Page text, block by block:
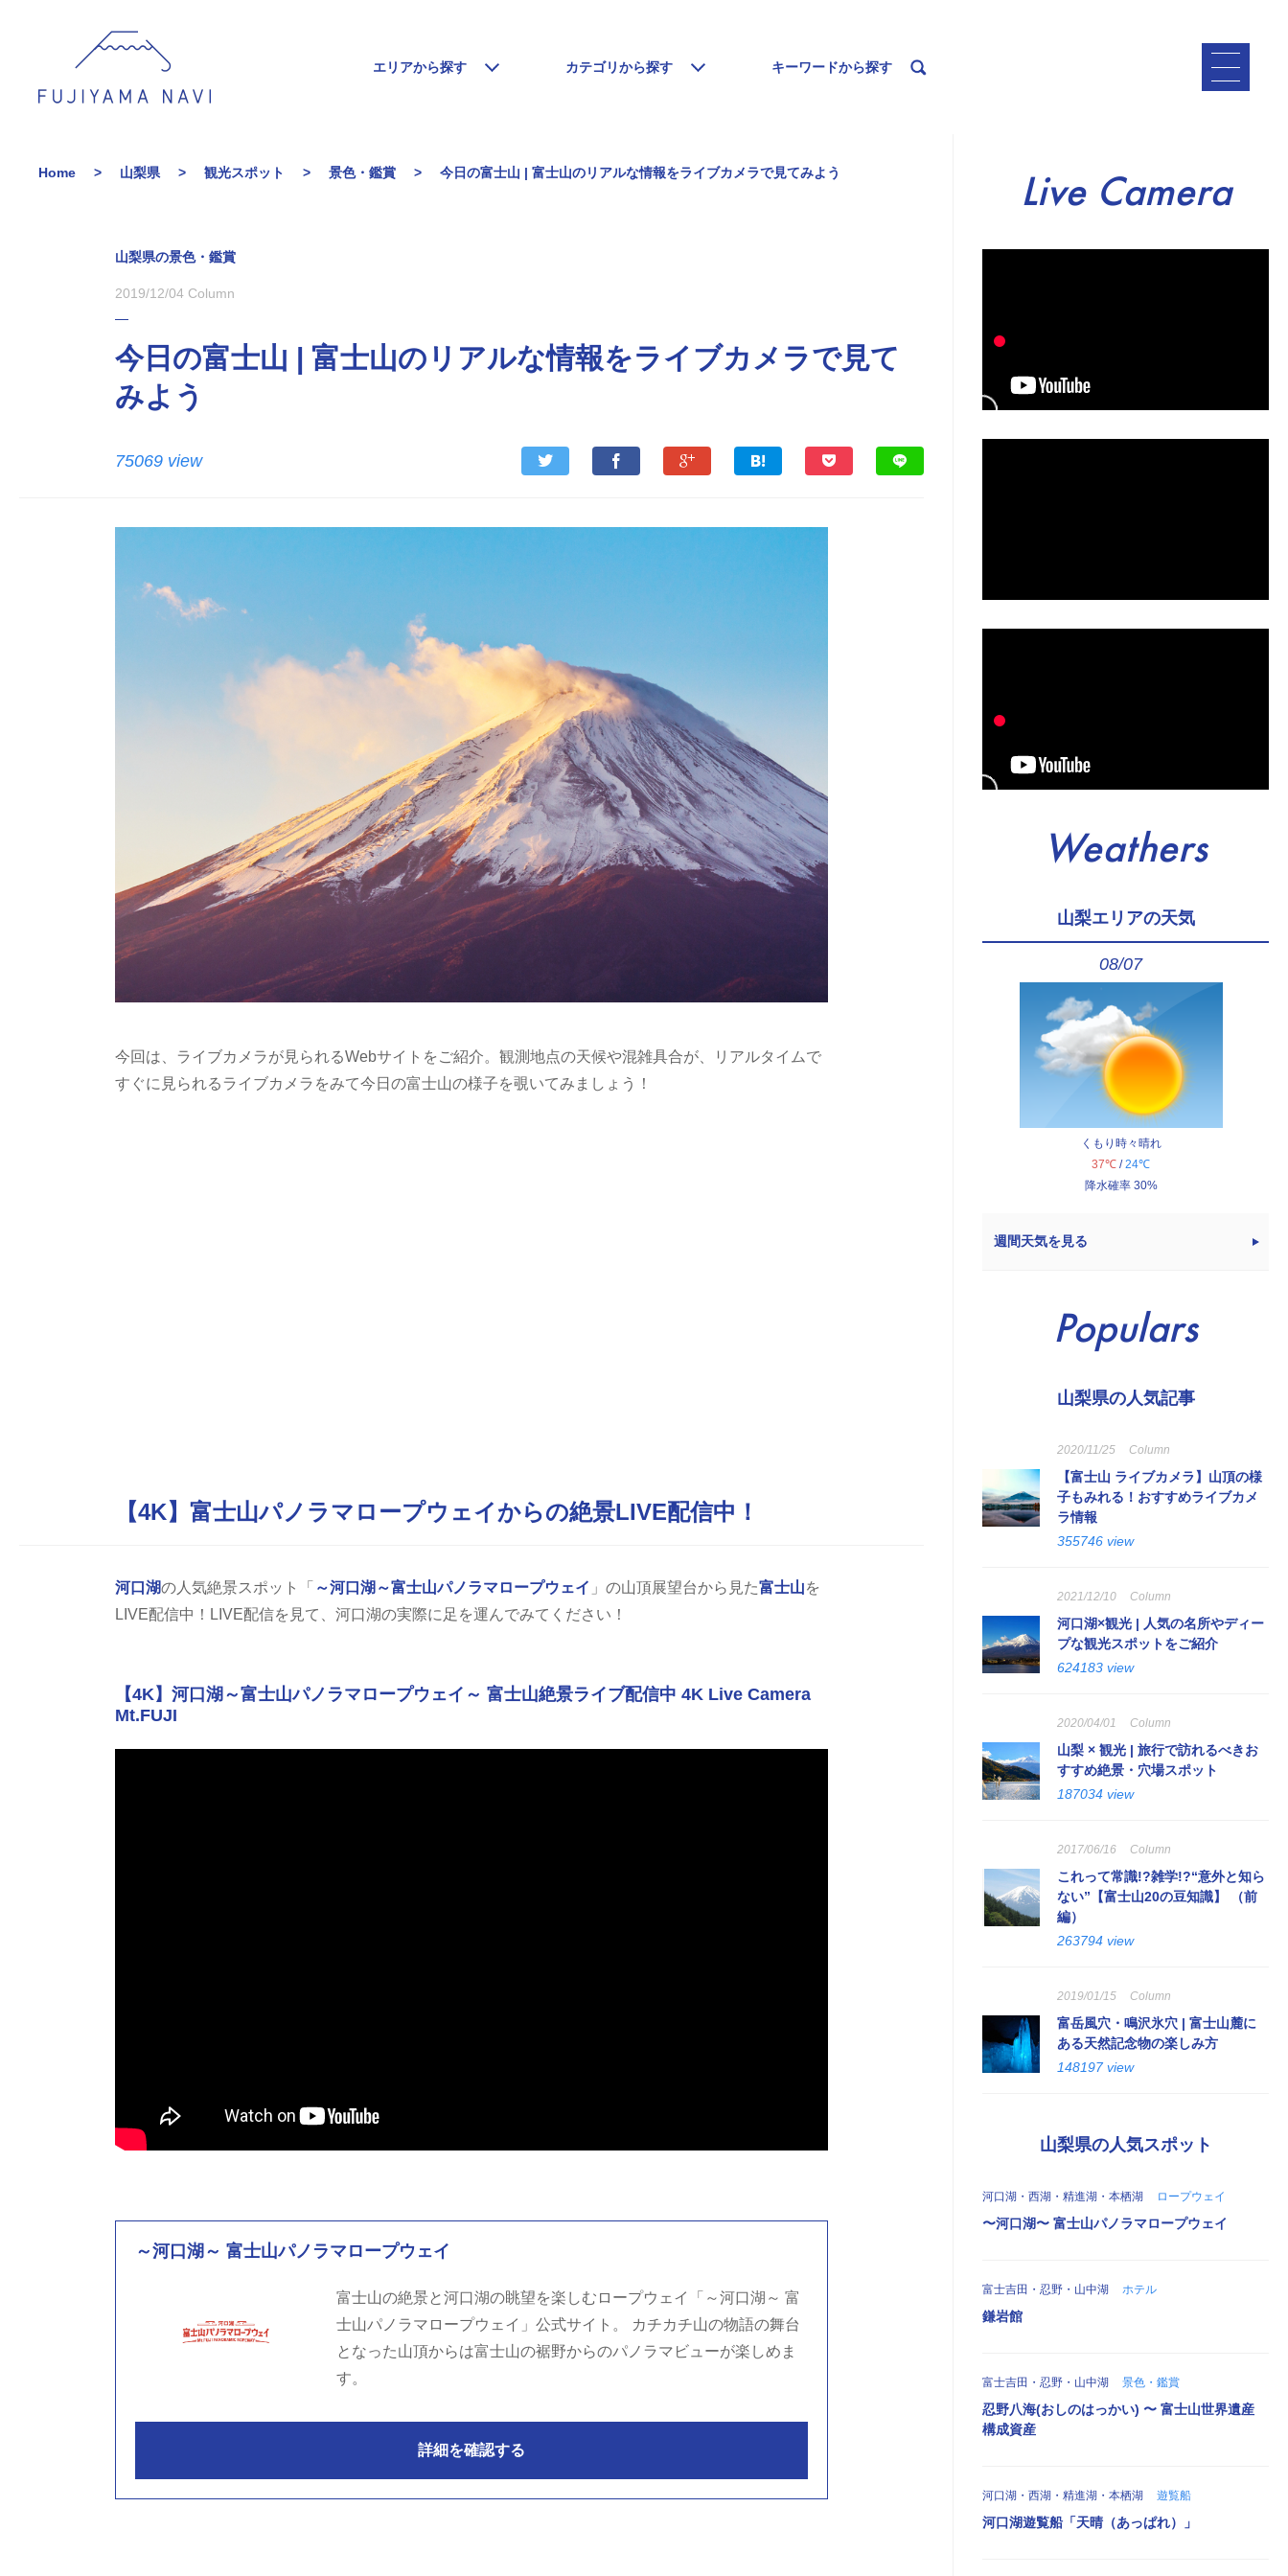
エリアから探す カテゴリから探す キーワードから探す
Home 山梨県 観光スポット 景色・鑑賞 今日の富士山 | 富士山のリアルな情報をライブカメラで見てみよう
山梨県の景色・鑑賞
2019/12/04 Column
今日の富士山 | 富士山のリアルな情報をライブカメラで見て
みよう
75069 view
今回は、ライブカメラが見られるWebサイトをご紹介。観測地点の天候や混雑具合が、リアルタイムで
すぐに見られるライブカメラをみて今日の富士山の様子を覗いてみましょう！
【4K】富士山パノラマロープウェイからの絶景LIVE配信中！
河口湖の人気絶景スポット「 ～河口湖～富士山パノラマロープウェイ 」の山頂展望台から見た富士山を
LIVE配信中！LIVE配信を見て、河口湖の実際に足を運んでみてください！
【4K】河口湖～富士山パノラマロープウェイ～ 富士山絶景ライブ配信中 4K Live Camera
Mt.FUJI
～河口湖～ 富士山パノラマロープウェイ
富士山の絶景と河口湖の眺望を楽しむロープウェイ「～河口湖～ 富
士山パノラマロープウェイ」公式サイト。 カチカチ山の物語の舞台
となった山頂からは富士山の裾野からのパノラマビューが楽しめま
す。
詳細を確認する
Live Camera
Weathers
山梨エリアの天気
08/07
くもり時々晴れ
37℃ /24℃
降水確率 30%
週間天気を見る
Populars
山梨県の人気記事
2020/11/25 Column
【富士山 ライブカメラ】山頂の様
子もみれる！おすすめライブカメ
ラ情報
355746 view
2021/12/10 Column
河口湖×観光 | 人気の名所やディー
プな観光スポットをご紹介
624183 view
2020/04/01 Column
山梨 × 観光 | 旅行で訪れるべきお
すすめ絶景・穴場スポット
187034 view
2017/06/16 Column
これって常識!?雑学!?“意外と知ら
ない”【富士山20の豆知識】 （前
編）
263794 view
2019/01/15 Column
富岳風穴・鳴沢氷穴 | 富士山麓に
ある天然記念物の楽しみ方
148197 view
山梨県の人気スポット
河口湖・西湖・精進湖・本栖湖 ロープウェイ
〜河口湖〜 富士山パノラマロープウェイ
富士吉田・忍野・山中湖 ホテル
鎌岩館
富士吉田・忍野・山中湖 景色・鑑賞
忍野八海(おしのはっかい) 〜 富士山世界遺産
構成資産
河口湖・西湖・精進湖・本栖湖 遊覧船
河口湖遊覧船「天晴（あっぱれ）」